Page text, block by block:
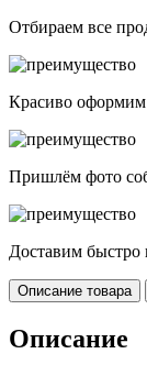
Отбираем все
Красиво
Пришлём фото
Доставим быстро
Описание товара
Описание